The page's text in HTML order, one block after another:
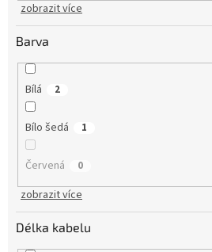
zobrazit více
Barva
Bílá 2
Bílo šedá 1
Červená 0
zobrazit více
Délka kabelu